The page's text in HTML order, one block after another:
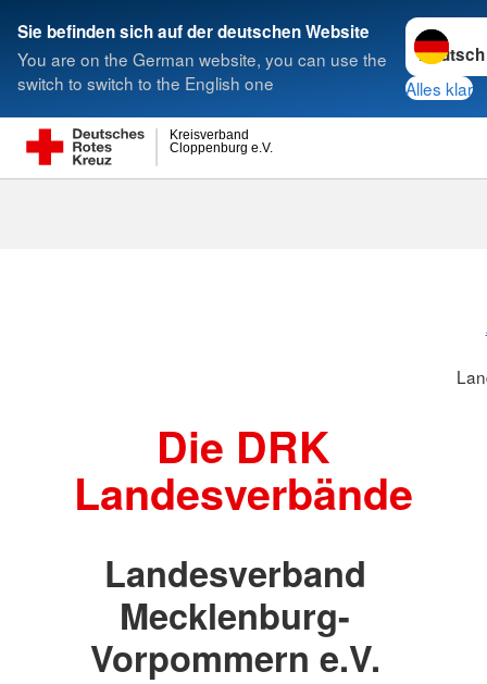
Sie befinden sich auf der deutschen Website
You are on the German website, you can use the
switch to switch to the English one
Sprache
Alles klar
Cloppenburg e.V.
Kreisverband
Suche
Die DRK
Landesverbände
Landesverband
Mecklenburg-
Vorpommern e.V.